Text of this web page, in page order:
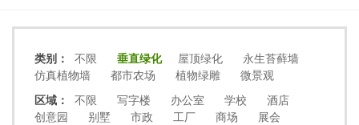
类别： 不限 垂直绿化 屋顶绿化
永生苔藓墙
仿真植物墙
都市农场 植物绿雕
微景观
区域：
不限 写字楼 办公室 学校
酒店
创意园
别墅 市政 工厂 商场
展会